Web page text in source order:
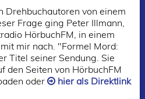
Drehbuchautoren von einem
Frage ging Peter Illmann,
HörbuchFM, in einem
mir nach. "Formel Mord:
Titel seiner Sendung. Sie
den Seiten von HörbuchFM
oder
hier als Direktlink